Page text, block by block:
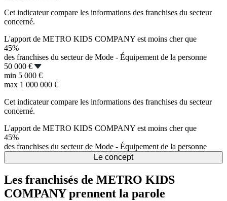
Cet indicateur compare les informations des franchises du secteur
concerné.
L'apport de METRO KIDS COMPANY est moins cher que
45%
des franchises du secteur de Mode - Équipement de la personne
50 000 €
min 5 000 €
max 1 000 000 €
Cet indicateur compare les informations des franchises du secteur
concerné.
L'apport de METRO KIDS COMPANY est moins cher que
45%
des franchises du secteur de Mode - Équipement de la personne
Le concept
Les franchisés de METRO KIDS
COMPANY prennent la parole